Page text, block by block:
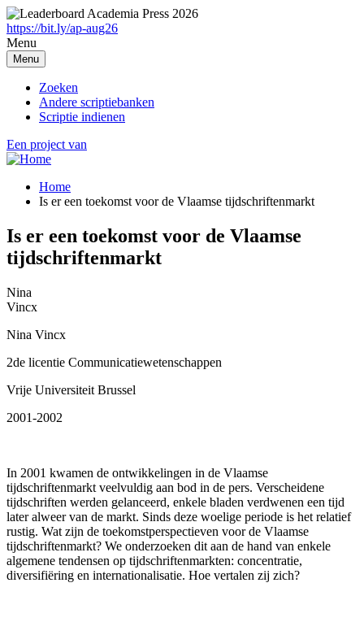
Overslaan
en
naar
de
inhoud
gaan
https://bit.ly/ap-aug26
Menu
Menu
Zoeken
Andere scriptiebanken
Scriptie indienen
Een project van
Breadcrumb
Home
Is er een toekomst voor de Vlaamse tijdschriftenmarkt
Is er een toekomst voor de Vlaamse
tijdschriftenmarkt
Nina
Vincx
Nina Vincx
2de licentie Communicatiewetenschappen
Vrije Universiteit Brussel
2001-2002
In 2001 kwamen de ontwikkelingen in de Vlaamse
tijdschriftenmarkt veelvuldig aan bod in de pers. Verscheidene
tijdschriften werden gelanceerd, enkele bladen verdwenen een tijd
later alweer van de markt. Sinds deze woelige periode is het relatief
rustig. Wat zijn de toekomstperspectieven voor de Vlaamse
tijdschriftenmarkt? We onderzoeken dit aan de hand van enkele
algemene tendensen op tijdschriftenmarkten: concentratie,
diversifiëring en internationalisatie. Hoe vertalen zij zich?